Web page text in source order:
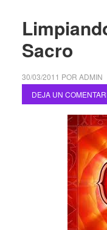
Sacro
30/03/2011 POR ADMIN
DEJA UN